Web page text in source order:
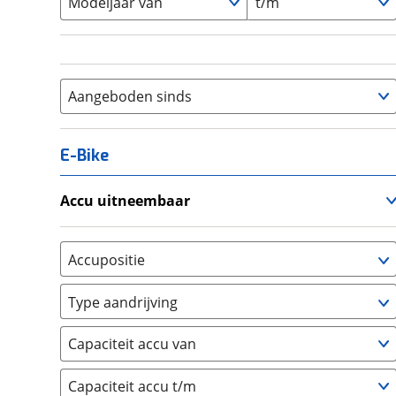
Aangeboden sinds
E-Bike
Accu uitneembaar
Nee, vast (0)
Accupositie
Bagagedrager (0)
Frame (0 )
Vloer (0
Achterbank (0)
Kofferbak (0)
Type aandrijving
Achterwiel (0)
Trapas
Voorwiel
Capaciteit accu van
Capaciteit accu t/m